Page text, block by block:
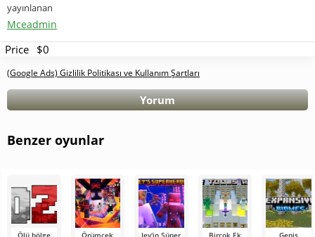
yayınlanan
Mceadmin
Price $0
(Google Ads) Gizlilik Politikası ve Kullanım Şartları
Yorum
Benzer oyunlar
Ölü bölge
Örümcek
Jey'in Süper
Birçok Ek
Geniş